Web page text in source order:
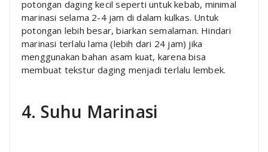
potongan daging kecil seperti untuk kebab, minimal
marinasi selama 2-4 jam di dalam kulkas. Untuk
potongan lebih besar, biarkan semalaman. Hindari
marinasi terlalu lama (lebih dari 24 jam) jika
menggunakan bahan asam kuat, karena bisa
membuat tekstur daging menjadi terlalu lembek.
4. Suhu Marinasi